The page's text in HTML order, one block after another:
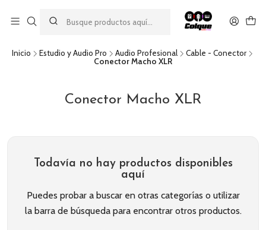
descuento por pago con transferencia bancaria
por una compra mínima de $49.990. Este descuento no es
acumulable a otras promociones ni aplicable a gastos de envío.
Inicio Estudio y Audio Pro Audio Profesional
Cable - Conector
Conector Macho XLR
Conector Macho XLR
Todavía no hay productos disponibles
aquí
Puedes probar a buscar en otras categorías o utilizar
la barra de búsqueda para encontrar otros productos.